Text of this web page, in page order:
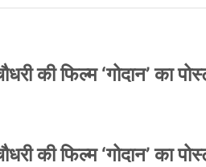
की फिल्म ‘गोदान’
की फिल्म ‘गोदान’